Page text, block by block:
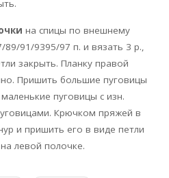
на спицы по внешнему
91/9395/97 п. и вязать 3 р.,
закрыть. Планку правой
Пришить большие пуговицы
пуговицы с изн.
Крючком пряжей в
и пришить его в виде петли
левой полочке.